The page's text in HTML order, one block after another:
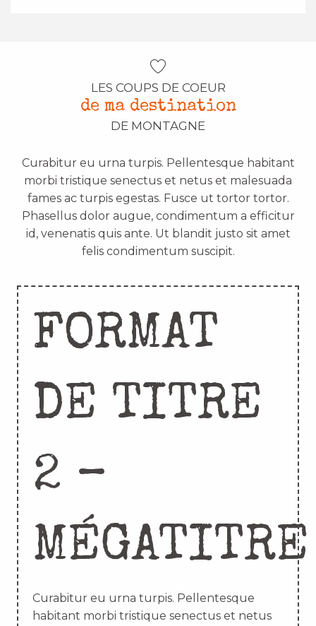
LES COUPS DE COEUR
de ma destination
DE MONTAGNE
Curabitur eu urna turpis. Pellentesque habitant
morbi tristique senectus et netus et malesuada
fames ac turpis egestas. Fusce ut tortor tortor.
Phasellus dolor augue, condimentum a efficitur
id, venenatis quis ante. Ut blandit justo sit amet
felis condimentum suscipit.
FORMAT
DE TITRE
2 –
MÉGATITRE
Curabitur eu urna turpis. Pellentesque
habitant morbi tristique senectus et netus